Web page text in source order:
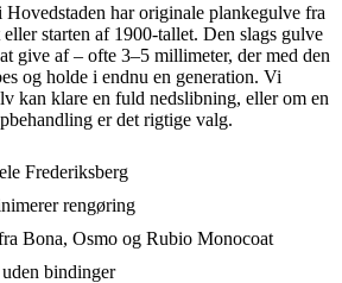
har originale plankegulve fra
starten af 1900-tallet. Den slags gulve
give af – ofte 3–5 millimeter, der med den
og holde i endnu en generation. Vi
kan klare en fuld nedslibning, eller om en
er det rigtige valg.
Frederiksberg
rengøring
Bona, Osmo og Rubio Monocoat
bindinger